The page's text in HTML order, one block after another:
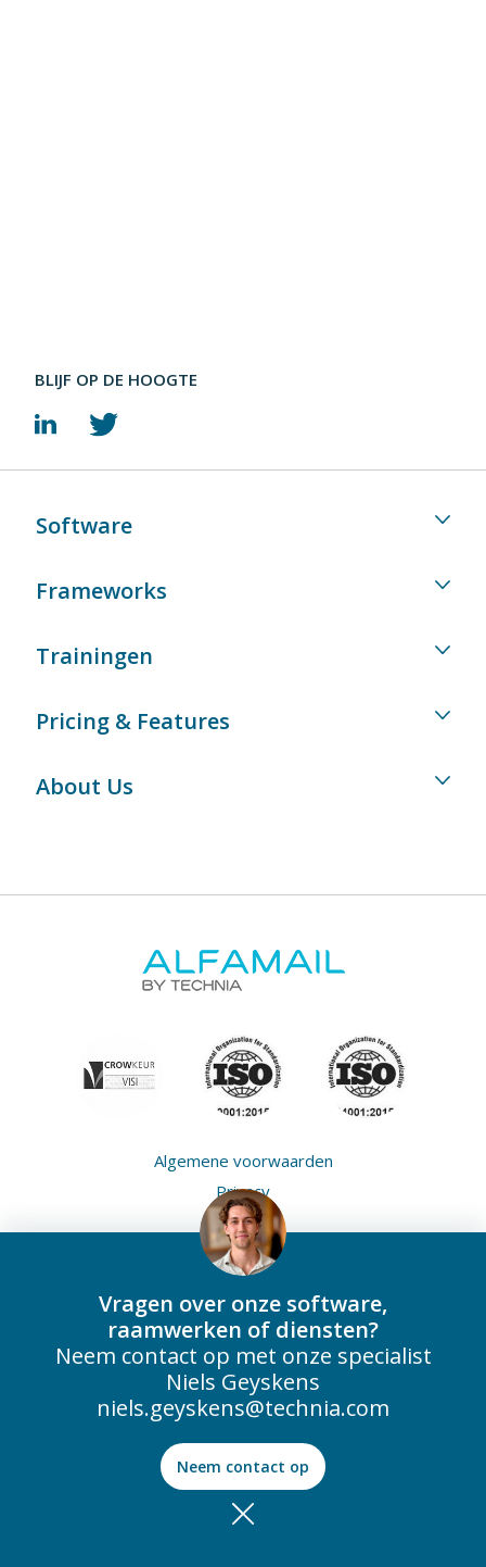
BLIJF OP DE HOOGTE
Software
Frameworks
Trainingen
Pricing & Features
About Us
Algemene voorwaarden
Privacy
Cookies
Vragen over onze software,
raamwerken of diensten?
Neem contact op met onze specialist
Niels Geyskens
niels.geyskens@technia.com
Neem contact op